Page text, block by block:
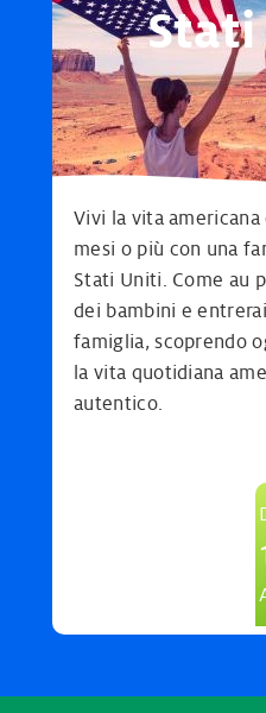
Vivi la vita
mesi o più con una
Stati Uniti. Come au
dei bambini e
famiglia, scoprendo
la vita quotidiana
autentico.